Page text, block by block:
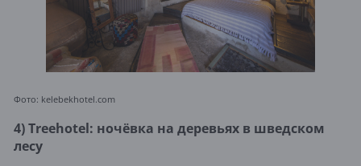
Фото: kelebekhotel.com
4) Treehotel: ночёвка на деревьях в шведском
лесу